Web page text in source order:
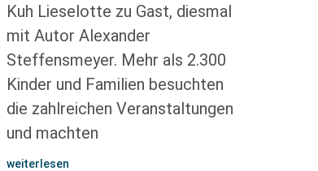
Kuh Lieselotte zu Gast, diesmal
mit Autor Alexander
Steffensmeyer. Mehr als 2.300
Kinder und Familien besuchten
die zahlreichen Veranstaltungen
und machten
weiterlesen